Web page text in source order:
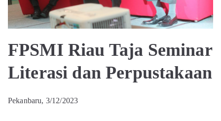
FPSMI Riau Taja Seminar
Literasi dan Perpustakaan
Pekanbaru, 3/12/2023